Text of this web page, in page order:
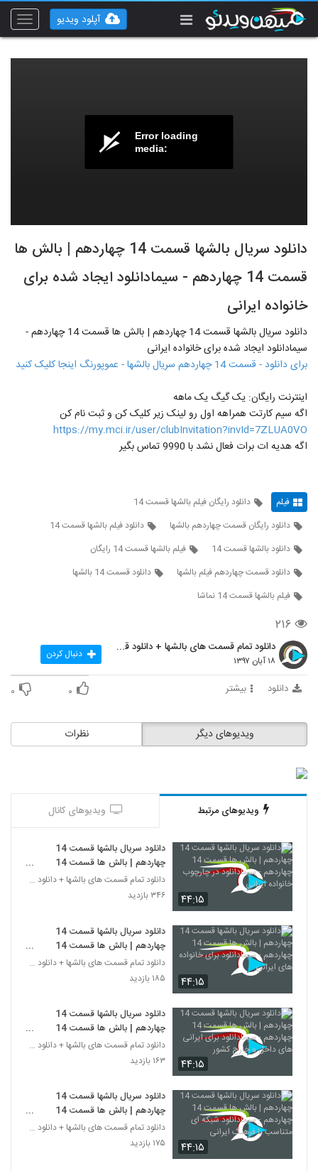
Toggle
آپلود ویدیو
Error loading
media:
دانلود سریال بالشها قسمت 14 چهاردهم | بالش ها
قسمت 14 چهاردهم - سیمادانلود ایجاد شده برای
خانواده ایرانی
دانلود سریال بالشها قسمت 14 چهاردهم | بالش ها قسمت 14 چهاردهم -
سیمادانلود ایجاد شده برای خانواده ایرانی
برای دانلود - قسمت 14 چهاردهم سریال بالشها - عموپورنگ اینجا کلیک کنید
اینترنت رایگان: یک گیگ یک ماهه
اگه سیم کارتت همراهه اول رو لینک زیر کلیک کن و ثبت نام کن
https://my.mci.ir/user/clubInvitation?invId=7ZLUA0VO
اگه هدیه ات برات فعال نشد با 9990 تماس بگیر
فیلم
دانلود رایگان فیلم بالشها قسمت 14
دانلود رایگان قسمت چهاردهم بالشها
دانلود فیلم بالشها قسمت 14
دانلود بالشها قسمت 14
فیلم بالشها قسمت 14 رایگان
دانلود قسمت چهاردهم فیلم بالشها
دانلود قسمت 14 بالشها
فیلم بالشها قسمت 14 نماشا
۲۱۶
دانلود تمام قسمت های بالشها + دانلود قسمت 14 چهارد
۱۸ آبان ۱۳۹۷ دنبال کردن
دانلود بیشتر ۰ ۰
نظرات ویدیوهای دیگر
ویدیوهای مرتبط ویدیوهای کانال
۴۴:۱۵
دانلود سریال بالشها قسمت 14
چهاردهم | بالش ها قسمت 14
چهاردهم - سیمادانلود در چارچوب
خانواده ایرانی
دانلود تمام قسمت های بالشها + دانلود قسمت 14 چهارد
۳۴۶ بازدید
۴۴:۱۵
دانلود سریال بالشها قسمت 14
چهاردهم | بالش ها قسمت 14
چهاردهم - سیمادانلود برای خانواده
های ایرانی
دانلود تمام قسمت های بالشها + دانلود قسمت 14 چهارد
۱۸۵ بازدید
۴۴:۱۵
دانلود سریال بالشها قسمت 14
چهاردهم | بالش ها قسمت 14
چهاردهم - سیمادانلود برای ایرانی های
داخل و خارج کشور
دانلود تمام قسمت های بالشها + دانلود قسمت 14 چهارد
۱۶۳ بازدید
۴۴:۱۵
دانلود سریال بالشها قسمت 14
چهاردهم | بالش ها قسمت 14
چهاردهم - سیمادانلود شبکه ای
متناسب با فرهنگ ایرانی
دانلود تمام قسمت های بالشها + دانلود قسمت 14 چهارد
۱۷۵ بازدید